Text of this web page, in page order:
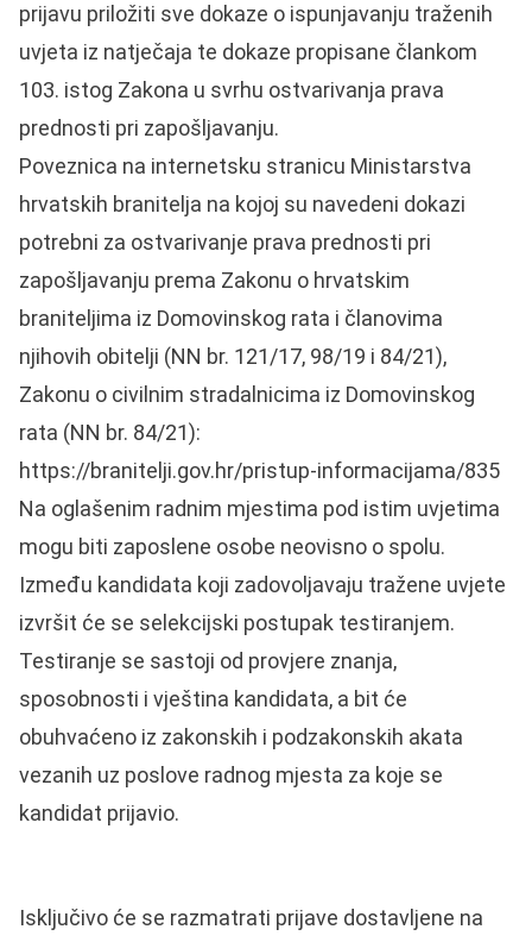
prijavu priložiti sve dokaze o ispunjavanju traženih
uvjeta iz natječaja te dokaze propisane člankom
103. istog Zakona u svrhu ostvarivanja prava
prednosti pri zapošljavanju.
Poveznica na internetsku stranicu Ministarstva
hrvatskih branitelja na kojoj su navedeni dokazi
potrebni za ostvarivanje prava prednosti pri
zapošljavanju prema Zakonu o hrvatskim
braniteljima iz Domovinskog rata i članovima
njihovih obitelji (NN br. 121/17, 98/19 i 84/21),
Zakonu o civilnim stradalnicima iz Domovinskog
rata (NN br. 84/21):
https://branitelji.gov.hr/pristup-informacijama/835
Na oglašenim radnim mjestima pod istim uvjetima
mogu biti zaposlene osobe neovisno o spolu.
Između kandidata koji zadovoljavaju tražene uvjete
izvršit će se selekcijski postupak testiranjem.
Testiranje se sastoji od provjere znanja,
sposobnosti i vještina kandidata, a bit će
obuhvaćeno iz zakonskih i podzakonskih akata
vezanih uz poslove radnog mjesta za koje se
kandidat prijavio.
Isključivo će se razmatrati prijave dostavljene na